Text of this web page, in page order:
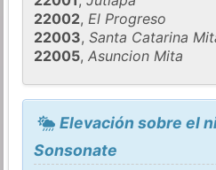
22002,El Progreso
22003,Santa Catarina
22005,Asuncion Mita
Elevación sobre el
Sonsonate